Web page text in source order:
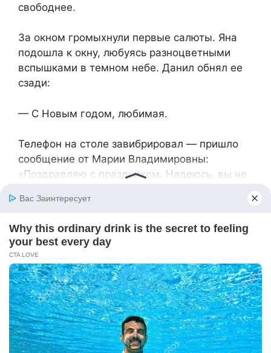
свободнее.
За окном громыхнули первые салюты. Яна
подошла к окну, любуясь разноцветными
вспышками в темном небе. Данил обнял ее
сзади:
— С Новым годом, любимая.
Телефон на столе завибрировал — пришло
сообщение от Марии Владимировны:
«Поздравляю с праздником. Надеюсь, вы не
думаешь, когда-нибудь она поймет?
— Должна понять, — Данил поцеловал жену
в макушку. — А если нет — это ее выбор.
Главное, что мы разобрались в себе.
Январские праздники пролетели незаметно.
Они гуляли по заснеженному городу,